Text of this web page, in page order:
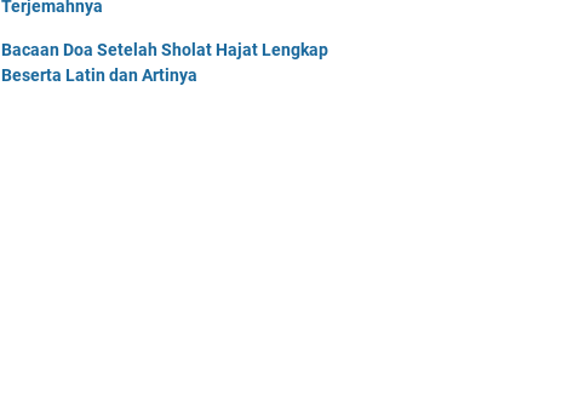
Terjemahnya
Bacaan Doa Setelah Sholat Hajat Lengkap
Beserta Latin dan Artinya